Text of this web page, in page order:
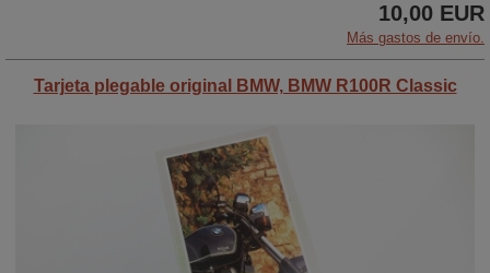
10,00 EUR
Más gastos de envío.
Tarjeta plegable original BMW, BMW R100R Classic